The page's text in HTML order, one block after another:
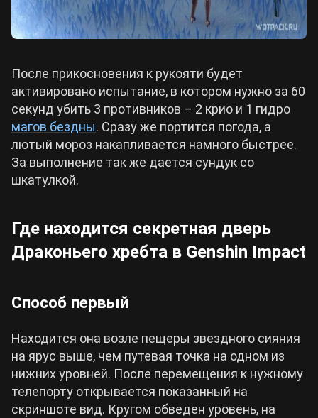
После прикосновения к рукояти будет
активировано испытание, в котором нужно за 60
секунд убить 3 противников – 2 крио и 1 гидро
магов бездны. Сразу же портится погода, а
лютый мороз накапливается намного быстрее.
За выполнение так же дается сундук со
шкатулкой.
Где находится секретная дверь
Драконьего хребта в Genshin Impact
Способ первый
Находится она возле пещеры звездного сияния
на ярус выше, чем путевая точка на одном из
нижних уровней. После перемещения к нужному
телепорту открывается показанный на
скриншоте вид. Кругом обведен уровень, на